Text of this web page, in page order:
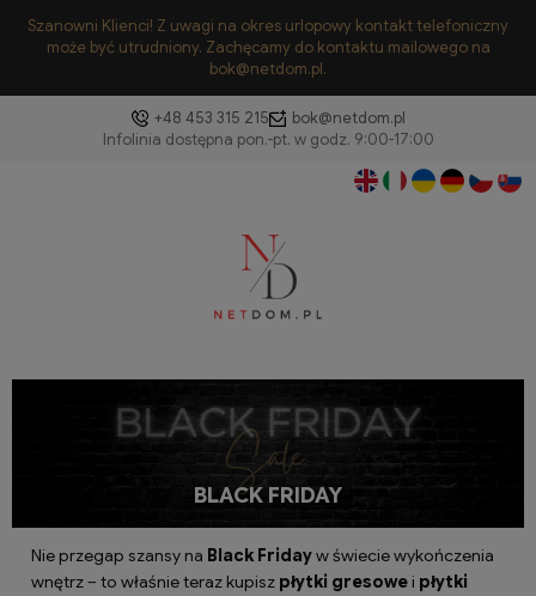
Szanowni Klienci! Z uwagi na okres urlopowy kontakt telefoniczny
może być utrudniony. Zachęcamy do kontaktu mailowego na
bok@netdom.pl.
+48 453 315 215 bok@netdom.pl
BLACK FRIDAY
Nie przegap szansy na Black Fridayw świecie wykończenia
wnętrz – to właśnie teraz kupisz płytki gresowe i płytki